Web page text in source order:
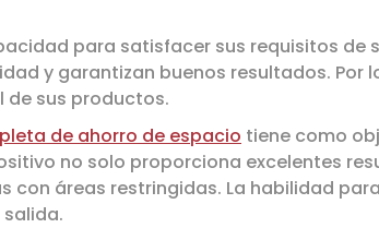
para satisfacer sus requisitos de
y garantizan buenos resultados. Por
de sus productos.
de ahorro de espacio tiene como
no solo proporciona excelentes
con áreas restringidas. La habilidad